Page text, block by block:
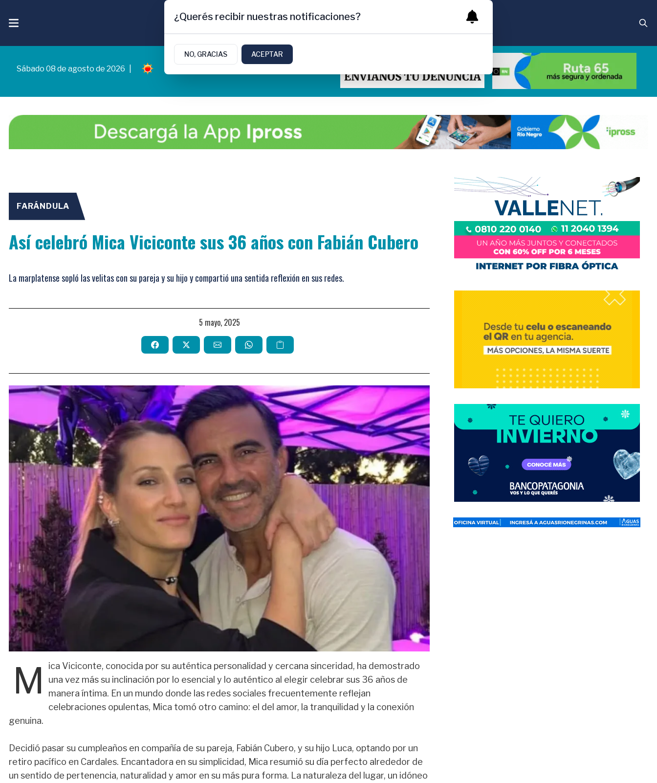
Sábado 08 de agosto de 2026
FARÁNDULA
Así celebró Mica Viciconte sus 36 años con Fabián Cubero
La marplatense sopló las velitas con su pareja y su hijo y compartió una sentida reflexión en sus redes.
5 mayo, 2025
M
ica Viciconte, conocida por su auténtica personalidad y cercana sinceridad, ha demostrado
una vez más su inclinación por lo esencial y lo auténtico al elegir celebrar sus 36 años de
manera íntima. En un mundo donde las redes sociales frecuentemente reflejan
celebraciones opulentas, Mica tomó otro camino: el del amor, la tranquilidad y la conexión
genuina.
Decidió pasar su cumpleaños en compañía de su pareja, Fabián Cubero, y su hijo Luca, optando por un
retiro pacífico en Cardales. Encantadora en su simplicidad, Mica resumió su día perfecto alrededor de
un sentido de pertenencia, naturalidad y amor en su más pura forma. La naturaleza del lugar, un idóneo
¿Querés recibir nuestras notificaciones?
NO, GRACIAS ACEPTAR